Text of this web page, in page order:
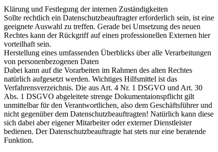
Klärung und Festlegung der internen Zuständigkeiten
Sollte rechtlich ein Datenschutzbeauftragter erforderlich sein, ist eine
geeignete Auswahl zu treffen. Gerade bei Umsetzung des neuen
Rechtes kann der Rückgriff auf einen professionellen Externen hier
vorteilhaft sein.
Herstellung eines umfassenden Überblicks über alle Verarbeitungen
von personenbezogenen Daten
Dabei kann auf die Vorarbeiten im Rahmen des alten Rechtes
natürlich aufgesetzt werden. Wichtiges Hilfsmittel ist das
Verfahrensverzeichnis. Die aus Art. 4 Nr. 1 DSGVO und Art. 30
Abs. 1 DSGVO abgeleitete strenge Dokumentaionspflicht gilt
unmittelbar für den Verantwortlichen, also dem Geschäftsführer und
nicht gegenüber dem Datenschutzbeauftragten! Natürlich kann diese
sich dabei aber eigener Mitarbeiter oder externer Dienstleister
bedienen. Der Datenschutzbeauftragte hat stets nur eine beratende
Funktion.